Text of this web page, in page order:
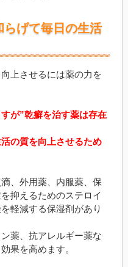
げて毎日の生活
上させるには薬の力を
が”乾癬を治す薬は存在
の質を向上させるため
、外用薬、内服薬、保
抑えるためのステロイ
軽減する保湿剤があり
薬、抗アレルギー薬な
果を高めます。